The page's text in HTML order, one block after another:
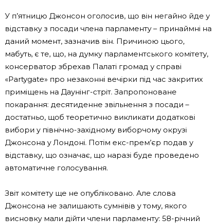
У п’ятницю Джонсон оголосив, що він негайно йде у
відставку з посади члена парламенту – принаймні на
даний момент, зазначив він. Причиною цього,
мабуть, є те, що, на думку парламентського комітету,
консерватор збрехав Палаті громад у справі
«Partygate» про незаконні вечірки під час закритих
приміщень на Даунінг-стріт. Запропоноване
покарання: десятиденне звільнення з посади –
достатньо, щоб теоретично викликати додаткові
вибори у північно-західному виборчому окрузі
Джонсона у Лондоні. Потім екс-прем’єр подав у
відставку, що означає, що наразі буде проведено
автоматичне голосування.
Звіт комітету ще не опубліковано. Але слова
Джонсона не залишають сумнівів у тому, якого
висновку мали дійти члени парламенту: 58-річний